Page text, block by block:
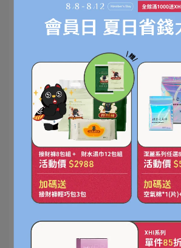
建議家長可以幫寶寶圍圍兜兜
服，長時間貼合肌膚，滋生細菌
或一般布料兜兜都能讓爸媽隨時
加強寶寶吞口水的
爸媽可以訓練寶寶的咬合能力，反覆練
作，早點讓寶寶順利吞嚥，就不會一直
啦！簡單的訓練方式有以下幾種：
副食品的選擇：「什麼時間該吃什麼樣
寶學會嚼食與吞嚥等基本能力的要訣，
或表現出口部想磨東西的樣子，那麼就
嚼或能磨牙的食物，藉此訓練寶寶口部的
器具的使用：利用各種餐具器皿練習吃
演練能讓寶寶熟悉口部功能，例如使用